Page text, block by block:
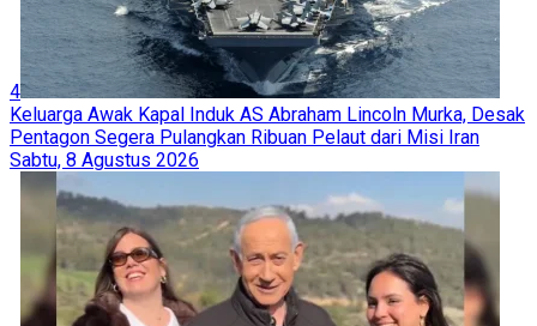
4
Keluarga Awak Kapal Induk AS Abraham Lincoln Murka, Desak
Pentagon Segera Pulangkan Ribuan Pelaut dari Misi Iran
Sabtu, 8 Agustus 2026